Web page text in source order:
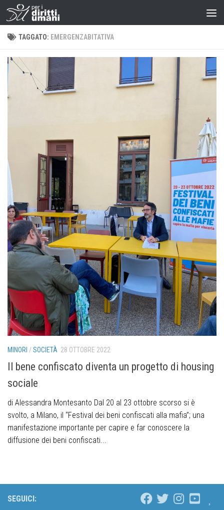
TAGGATO: EMERGENZABITATIVA
MINORI /SOCIETÀ 28 OTTOBRE 2022
Il bene confiscato diventa un progetto di housing
sociale
di Alessandra Montesanto Dal 20 al 23 ottobre scorso si è
svolto, a Milano, il “Festival dei beni confiscati alla mafia”; una
manifestazione importante per capire e far conoscere la
diffusione dei beni confiscati...
SEGUICI: